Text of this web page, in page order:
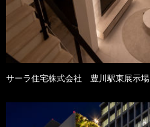
サーラ住宅株式会社 豊川駅東展示場